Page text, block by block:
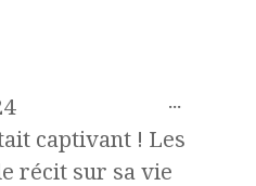
captivant ! Les
récit sur sa vie
...